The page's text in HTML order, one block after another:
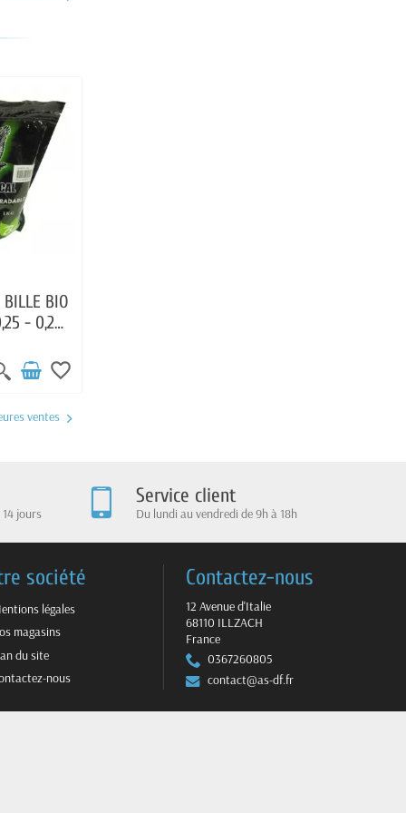
BIO
- 0,28
favorite_border
ventes
jours
Service client
Du lundi au vendredi de 9h à 18h
société
légales
magasins
du site
nous
Contactez-nous
12 Avenue d'Italie
68110 ILLZACH
France
0367260805
contact@as-df.fr